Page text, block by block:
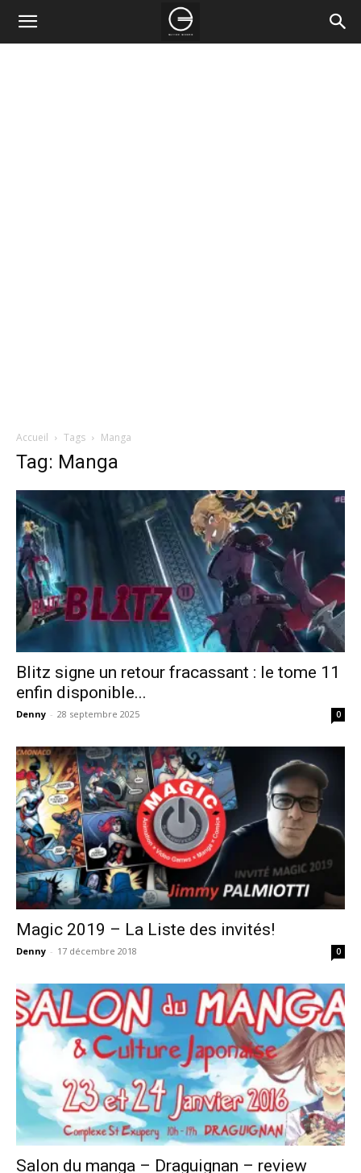
Accueil Tags Manga
Tag: Manga
Blitz signe un retour fracassant : le tome 11
enfin disponible...
Denny - 28 septembre 2025 0
Magic 2019 – La Liste des invités!
Denny - 17 décembre 2018 0
Salon du manga – Draguignan – review